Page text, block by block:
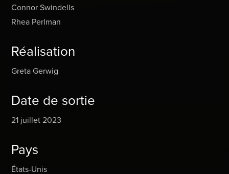
Connor Swindells
Rhea Perlman
Réalisation
Greta Gerwig
Date de sortie
21 juillet 2023
Pays
États-Unis